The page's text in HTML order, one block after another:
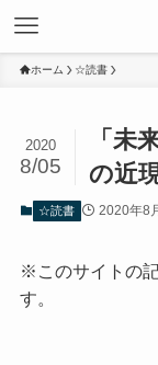
ホーム ☆読書
「未
の近
2020
8/05
☆読書 2020年8
※このサイトの
す。